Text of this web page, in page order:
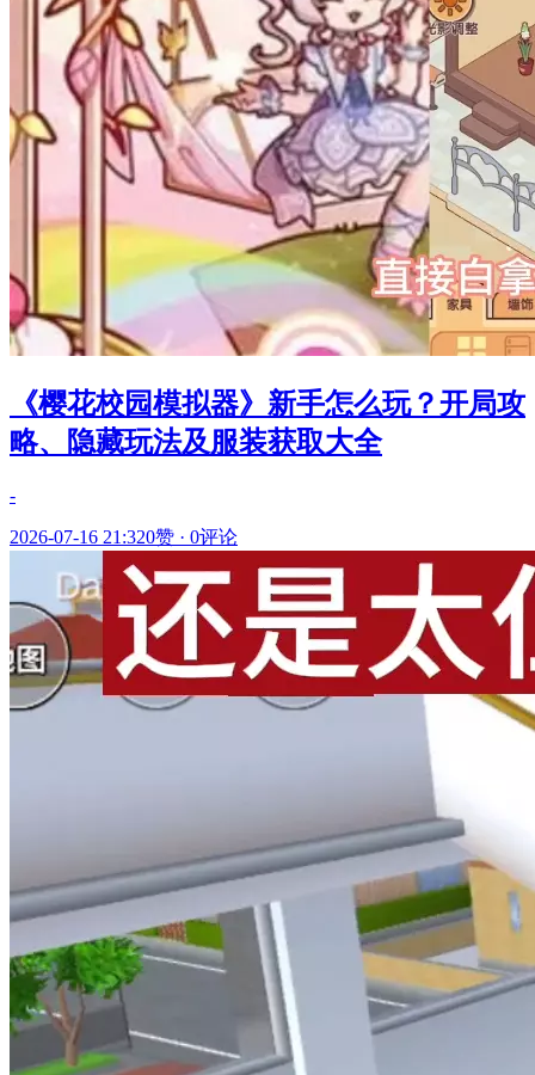
《樱花校园模拟器》新手怎么玩？开局攻
略、隐藏玩法及服装获取大全
-
2026-07-16 21:320赞 · 0评论